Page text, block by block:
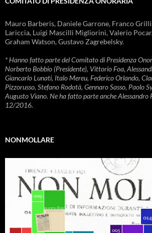
Mauro Barberis, Daniele Garrone, Franco
Lariccia, Luigi Mascilli Migliorini, Valerio
Graham Watson, Gustavo Zagrebelsky.
* Hanno fatto parte del Comitato di Presidenza
Norberto Bobbio (Presidente), Vittorio Foa,
Giancarlo Lunati, Italo Mereu, Federico Orlando,
Pizzorusso, Stefano Rodotà, Gennaro Sasso, Paolo
Augusto Viano. Ne ha fatto parte anche
12/2016.
NONMOLLARE